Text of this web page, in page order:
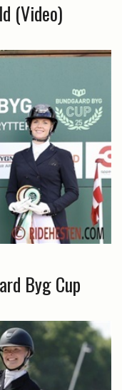
(Video)
Byg Cup